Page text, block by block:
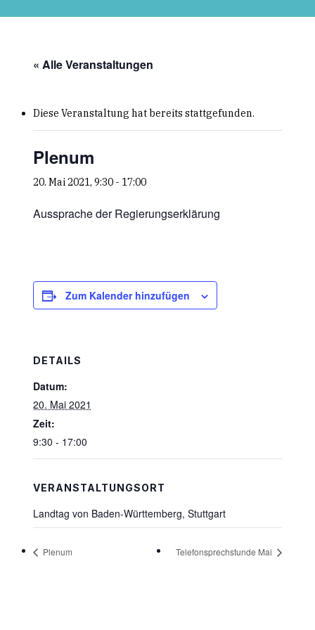
« Alle Veranstaltungen
Diese Veranstaltung hat bereits stattgefunden.
Plenum
20. Mai 2021, 9:30- 17:00
Aussprache der Regierungserklärung
Zum Kalender hinzufügen
DETAILS
Datum:
20. Mai 2021
Zeit:
9:30 - 17:00
VERANSTALTUNGSORT
Landtag von Baden-Württemberg, Stuttgart
Plenum Telefonsprechstunde Mai